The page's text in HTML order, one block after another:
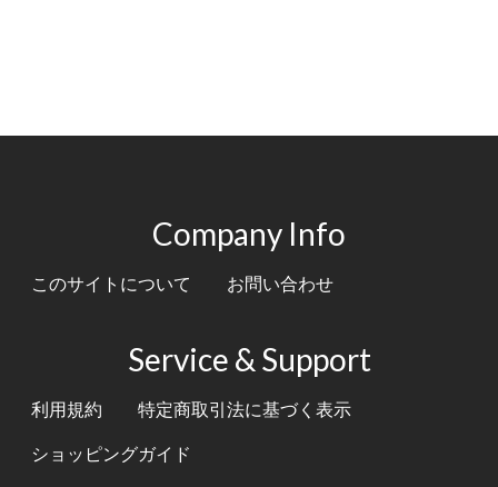
Company Info
このサイトについて お問い合わせ
Service & Support
利用規約 特定商取引法に基づく表示
ショッピングガイド